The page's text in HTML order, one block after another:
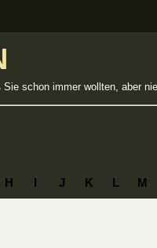
Sie schon immer wollten, aber
H I J K L M